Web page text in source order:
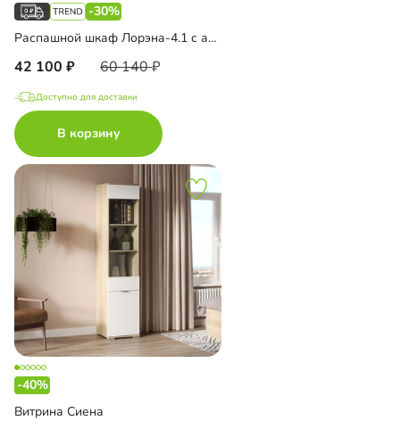
-30%
Распашной шкаф Лорэна-4.1 с антресолью
42 100 60 140
Доступно для доставки
В корзину
-40%
Витрина Сиена